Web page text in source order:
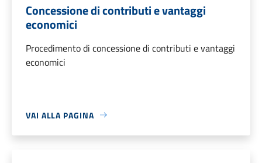
Concessione di contributi e vantaggi
economici
Procedimento di concessione di contributi e vantaggi
economici
VAI ALLA PAGINA